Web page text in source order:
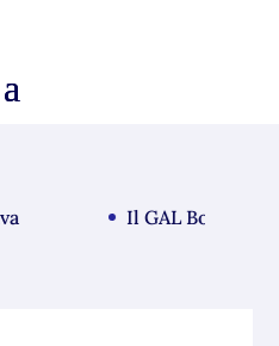
Il GAL Borba